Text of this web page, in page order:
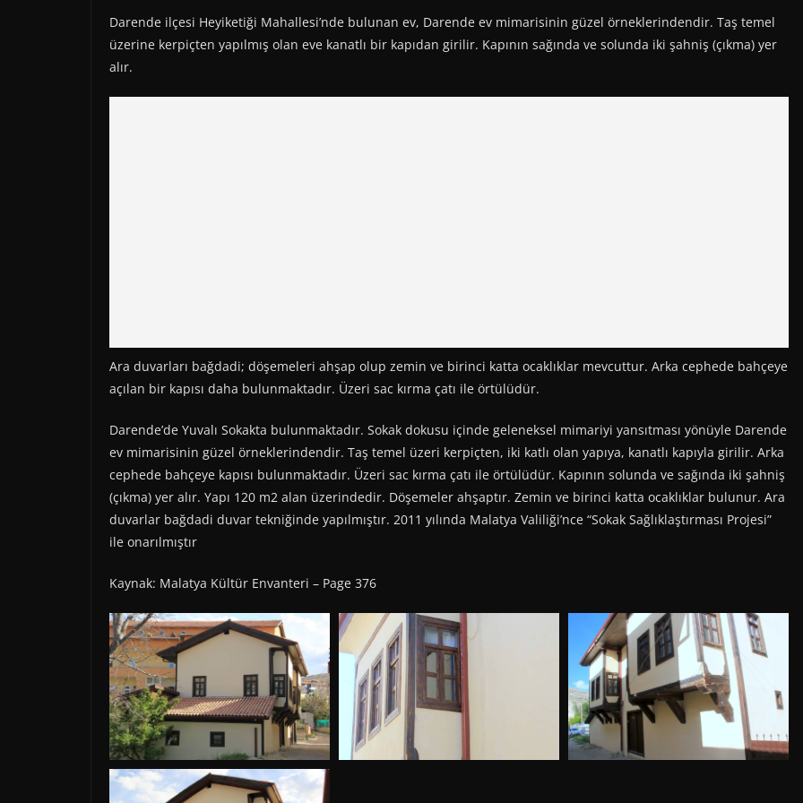
Darende ilçesi Heyiketiği Mahallesi’nde bulunan ev, Darende ev mimarisinin güzel örneklerindendir. Taş temel
üzerine kerpiçten yapılmış olan eve kanatlı bir kapıdan girilir. Kapının sağında ve solunda iki şahniş (çıkma) yer
alır.
Ara duvarları bağdadi; döşemeleri ahşap olup zemin ve birinci katta ocaklıklar mevcuttur. Arka cephede bahçeye
açılan bir kapısı daha bulunmaktadır. Üzeri sac kırma çatı ile örtülüdür.
Darende’de Yuvalı Sokakta bulunmaktadır. Sokak dokusu içinde geleneksel mimariyi yansıtması yönüyle Darende
ev mimarisinin güzel örneklerindendir. Taş temel üzeri kerpiçten, iki katlı olan yapıya, kanatlı kapıyla girilir. Arka
cephede bahçeye kapısı bulunmaktadır. Üzeri sac kırma çatı ile örtülüdür. Kapının solunda ve sağında iki şahniş
(çıkma) yer alır. Yapı 120 m2 alan üzerindedir. Döşemeler ahşaptır. Zemin ve birinci katta ocaklıklar bulunur. Ara
duvarlar bağdadi duvar tekniğinde yapılmıştır. 2011 yılında Malatya Valiliği’nce “Sokak Sağlıklaştırması Projesi”
ile onarılmıştır
Kaynak: Malatya Kültür Envanteri – Page 376